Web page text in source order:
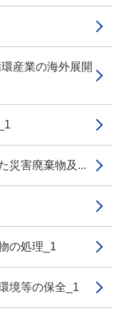
産業の海外展開
災害廃棄物及...
の処理_1
境等の保全_1